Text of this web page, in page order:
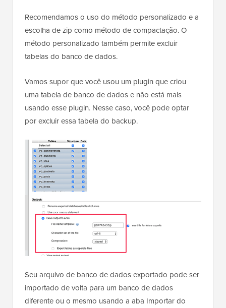
Recomendamos o uso do método personalizado e a
escolha de zip como método de compactação. O
método personalizado também permite excluir
tabelas do banco de dados.
Vamos supor que você usou um plugin que criou
uma tabela de banco de dados e não está mais
usando esse plugin. Nesse caso, você pode optar
por excluir essa tabela do backup.
Seu arquivo de banco de dados exportado pode ser
importado de volta para um banco de dados
diferente ou o mesmo usando a aba Importar do